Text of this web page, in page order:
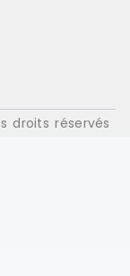
droits réservés